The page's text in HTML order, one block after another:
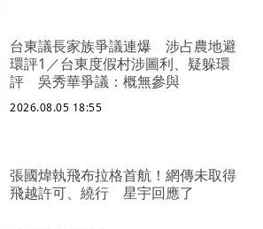
台東議長家族爭議連爆 涉占農地避
環評1／台東度假村涉圖利、疑躲環
評 吳秀華爭議：概無參與
2026.08.05 18:55
張國煒執飛布拉格首航！網傳未取得
飛越許可、繞行 星宇回應了